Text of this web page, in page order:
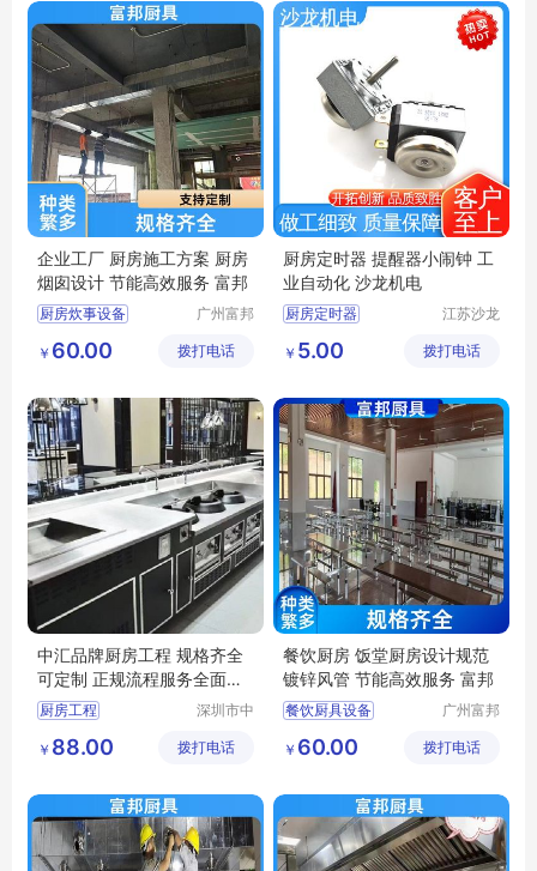
企业工厂 厨房施工方案 厨房
烟囱设计 节能高效服务 富邦
厨房炊事设备
厨房施工方案
饭堂厨房设计规范
广州富邦
工程有限
￥ 60.00 拨打电话
厨房定时器 提醒器小闹钟 工
业自动化 沙龙机电
厨房定时器
工业自动化
江苏沙龙
有限公司
￥ 5.00 拨打电话
中汇品牌厨房工程 规格齐全
可定制 正规流程服务全面且
贴心
厨房工程
深圳市中
备有限公
￥ 88.00 拨打电话
餐饮厨房 饭堂厨房设计规范
镀锌风管 节能高效服务 富邦
餐饮厨具设备
厨房工程布局
厨具供应商
广州富邦
工程有限
￥ 60.00 拨打电话